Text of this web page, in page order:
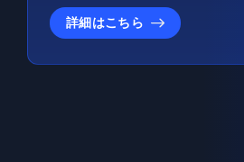
詳細はこちら